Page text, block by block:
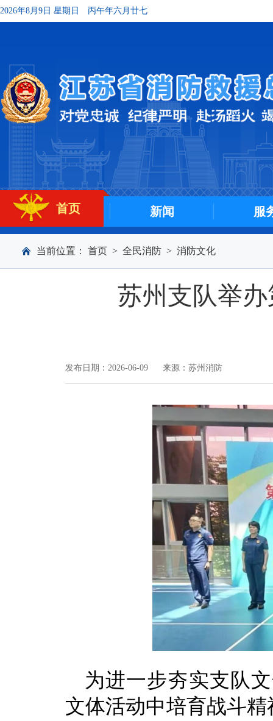
2026年8月9日 星期日 丙午年六月廿七
首页 新闻 服
当前位置： 首页 > 全民消防 > 消防文化
苏州支队举
发布日期：2026-06-09 来源：苏州消防
为进一步夯实支队
文体活动中培育战斗